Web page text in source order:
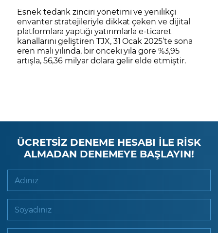
Esnek tedarik zinciri yönetimi ve yenilikçi
envanter stratejileriyle dikkat çeken ve dijital
platformlara yaptığı yatırımlarla e-ticaret
kanallarını geliştiren TJX, 31 Ocak 2025’te sona
eren mali yılında, bir önceki yıla göre %3,95
artışla, 56,36 milyar dolara gelir elde etmiştir.
ÜCRETSİZ DENEME HESABI İLE RİSK
ALMADAN DENEMEYE BAŞLAYIN!
Adınız
Soyadınız